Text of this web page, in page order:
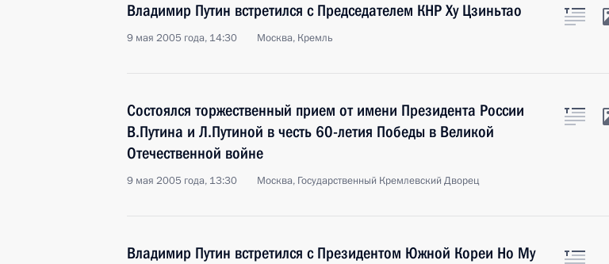
Владимир Путин встретился с Председателем КНР Ху Цзиньтао
9 мая 2005 года, 14:30 Москва, Кремль
Состоялся торжественный прием от имени Президента России
В.Путина и Л.Путиной в честь 60-летия Победы в Великой
Отечественной войне
9 мая 2005 года, 13:30 Москва, Государственный Кремлевский Дворец
Владимир Путин встретился с Президентом Южной Кореи Но Му